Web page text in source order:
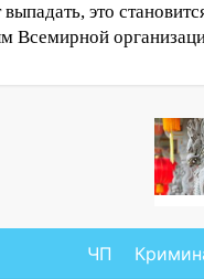
проспекте Гая в
запретили
В Новом городе 8
большой
и
Жару смоет
это
Всемирной
ЧП